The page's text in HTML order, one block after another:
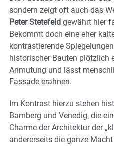
sondern zeigt oft auch das
Peter Stetefeld gewährt hier
Bekommt doch eine eher
kontrastierende
historischer Bauten plötzlich
Anmutung und lässt
Fassade erahnen.
Im Kontrast hierzu stehen
Bamberg und Venedig, die
Charme der Architektur der
andererseits die ganze